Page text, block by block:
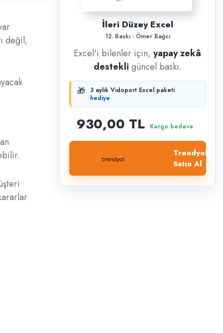
değil,
İleri Düzey Excel
12. Baskı · Ömer Bağcı
Excel'i bilenler için,yapay zekâ
destekli güncel baskı.
🎁
3 aylık Vidoport Excel paketi
hediye
930,00 TL Kargo bedava
Trendyol'dan
Satın Al